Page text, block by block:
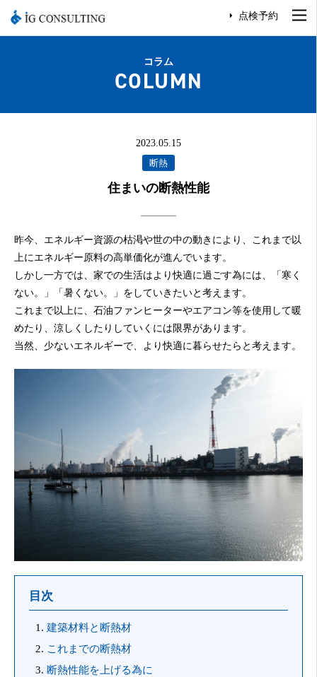
点検予約
コラム
COLUMN
2023.05.15
断熱
住まいの断熱性能
昨今、エネルギー資源の枯渇や世の中の動きにより、これまで以
上にエネルギー原料の高単価化が進んでいます。
しかし一方では、家での生活はより快適に過ごす為には、「寒く
ない。」「暑くない。」をしていきたいと考えます。
これまで以上に、石油ファンヒーターやエアコン等を使用して暖
めたり、涼しくしたりしていくには限界があります。
当然、少ないエネルギーで、より快適に暮らせたらと考えます。
目次
建築材料と断熱材
これまでの断熱材
断熱性能を上げる為に